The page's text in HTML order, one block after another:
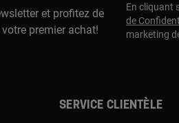
et profitez de
premier achat!
En cliquant
de
marketing
Service clientèle